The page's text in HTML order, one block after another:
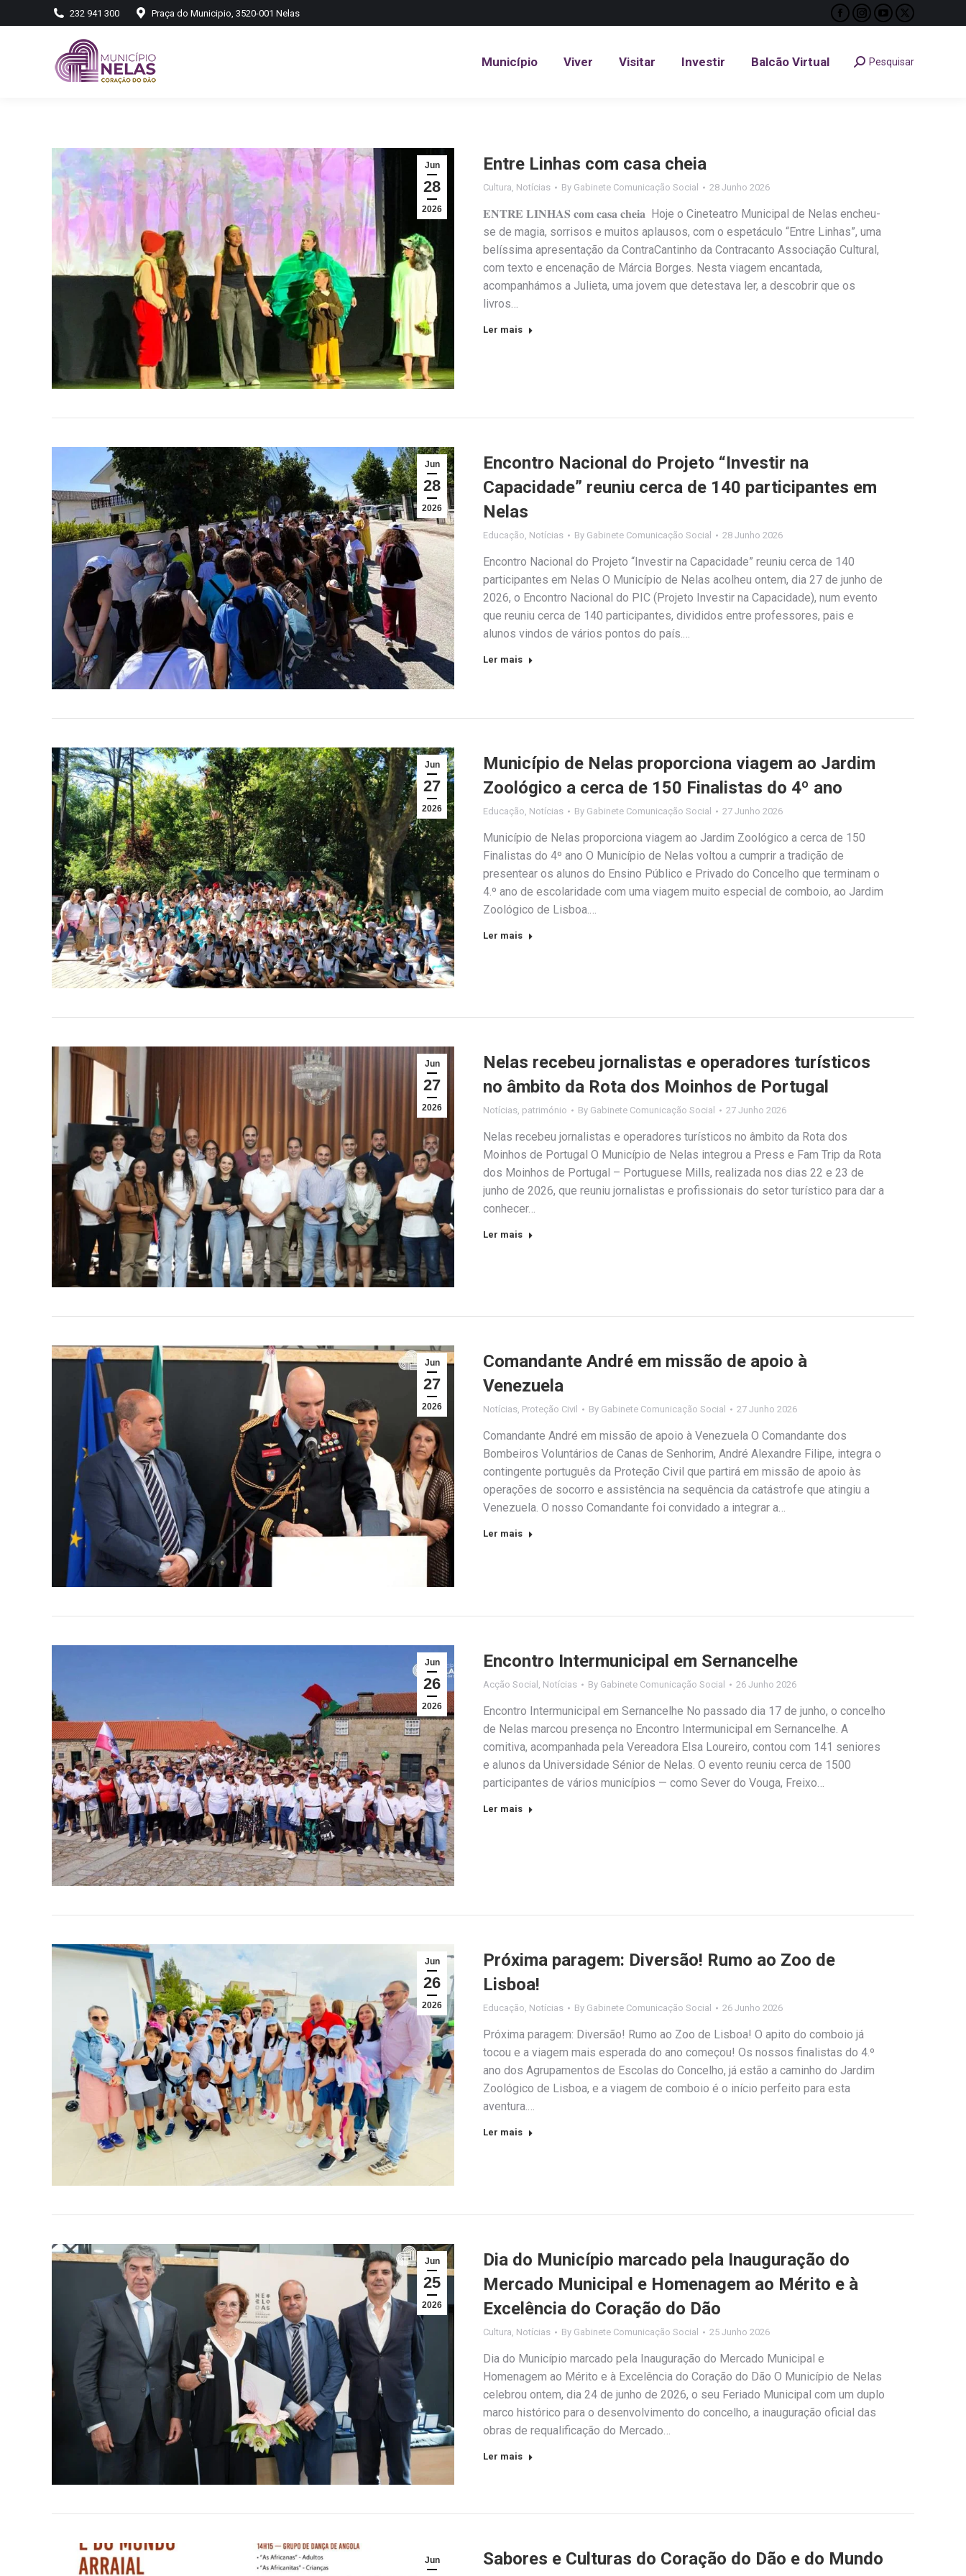
232 941 300 Praça do Municipio, 3520-001 Nelas
Facebook
opens
Instagram
opens
YouTube
opens
X
opens
Município Viver Visitar Investir Balcão Virtual Search:Pesquisar
Jun
28
2026
Entre Linhas com casa cheia
Cultura, Notícias By Gabinete Comunicação Social 28 Junho 2026
𝐄𝐍𝐓𝐑𝐄 𝐋𝐈𝐍𝐇𝐀𝐒 𝐜𝐨𝐦 𝐜𝐚𝐬𝐚 𝐜𝐡𝐞𝐢𝐚 Hoje o Cineteatro Municipal de Nelas encheu-
se de magia, sorrisos e muitos aplausos, com o espetáculo “Entre Linhas”, uma
belíssima apresentação da ContraCantinho da Contracanto Associação Cultural,
com texto e encenação de Márcia Borges. Nesta viagem encantada,
acompanhámos a Julieta, uma jovem que detestava ler, a descobrir que os
livros…
Ler mais
Jun
28
2026
Encontro Nacional do Projeto “Investir na
Capacidade” reuniu cerca de 140 participantes em
Nelas
Educação, Notícias By Gabinete Comunicação Social 28 Junho 2026
Encontro Nacional do Projeto “Investir na Capacidade” reuniu cerca de 140
participantes em Nelas O Município de Nelas acolheu ontem, dia 27 de junho de
2026, o Encontro Nacional do PIC (Projeto Investir na Capacidade), num evento
que reuniu cerca de 140 participantes, divididos entre professores, pais e
alunos vindos de vários pontos do país.…
Ler mais
Jun
27
2026
Município de Nelas proporciona viagem ao Jardim
Zoológico a cerca de 150 Finalistas do 4º ano
Educação Notícias By Gabinete Comunicação Social 27 Junho 2026
Município de Nelas proporciona viagem ao Jardim Zoológico a cerca de 150
Finalistas do 4º ano O Município de Nelas voltou a cumprir a tradição de
presentear os alunos do Ensino Público e Privado do Concelho que terminam o
4.º ano de escolaridade com uma viagem muito especial de comboio, ao Jardim
Zoológico de Lisboa.…
Ler mais
Jun
27
2026
Nelas recebeu jornalistas e operadores turísticos
no âmbito da Rota dos Moinhos de Portugal
Notícias património By Gabinete Comunicação Social 27 Junho 2026
Nelas recebeu jornalistas e operadores turísticos no âmbito da Rota dos
Moinhos de Portugal O Município de Nelas integrou a Press e Fam Trip da Rota
dos Moinhos de Portugal – Portuguese Mills, realizada nos dias 22 e 23 de
junho de 2026, que reuniu jornalistas e profissionais do setor turístico para dar a
conhecer…
Ler mais
Jun
27
2026
Comandante André em missão de apoio à
Venezuela
Notícias, Proteção Civil By Gabinete Comunicação Social 27 Junho 2026
Comandante André em missão de apoio à Venezuela O Comandante dos
Bombeiros Voluntários de Canas de Senhorim, André Alexandre Filipe, integra o
contingente português da Proteção Civil que partirá em missão de apoio às
operações de socorro e assistência na sequência da catástrofe que atingiu a
Venezuela. O nosso Comandante foi convidado a integrar a…
Ler mais
Jun
26
2026
Encontro Intermunicipal em Sernancelhe
Acção Social Notícias By Gabinete Comunicação Social 26 Junho 2026
Encontro Intermunicipal em Sernancelhe No passado dia 17 de junho, o concelho
de Nelas marcou presença no Encontro Intermunicipal em Sernancelhe. A
comitiva, acompanhada pela Vereadora Elsa Loureiro, contou com 141 seniores
e alunos da Universidade Sénior de Nelas. O evento reuniu cerca de 1500
participantes de vários municípios — como Sever do Vouga, Freixo…
Ler mais
Jun
26
2026
Próxima paragem: Diversão! Rumo ao Zoo de
Lisboa!
Educação, Notícias By Gabinete Comunicação Social 26 Junho 2026
Próxima paragem: Diversão! Rumo ao Zoo de Lisboa! O apito do comboio já
tocou e a viagem mais esperada do ano começou! Os nossos finalistas do 4.º
ano dos Agrupamentos de Escolas do Concelho, já estão a caminho do Jardim
Zoológico de Lisboa, e a viagem de comboio é o início perfeito para esta
aventura.…
Ler mais
Jun
25
2026
Dia do Município marcado pela Inauguração do
Mercado Municipal e Homenagem ao Mérito e à
Excelência do Coração do Dão
Cultura Notícias By Gabinete Comunicação Social 25 Junho 2026
Dia do Município marcado pela Inauguração do Mercado Municipal e
Homenagem ao Mérito e à Excelência do Coração do Dão O Município de Nelas
celebrou ontem, dia 24 de junho de 2026, o seu Feriado Municipal com um duplo
marco histórico para o desenvolvimento do concelho, a inauguração oficial das
obras de requalificação do Mercado…
Ler mais
Jun
Sabores e Culturas do Coração do Dão e do Mundo
Município Viver Visitar Investir Balcão Virtual Search:
Pesquisar